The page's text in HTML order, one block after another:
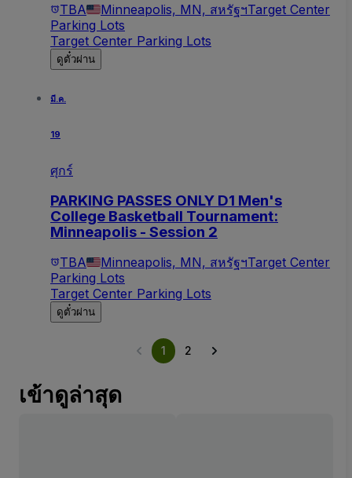
TBA Minneapolis, MN, สหรัฐฯTarget Center
Parking Lots
Target Center Parking Lots
ดูตั๋วผ่าน
มี.ค.
19
ศุกร์
PARKING PASSES ONLY D1 Men's
College Basketball Tournament:
Minneapolis - Session 2
TBA Minneapolis, MN, สหรัฐฯTarget Center
Parking Lots
Target Center Parking Lots
ดูตั๋วผ่าน
1 2
เข้าดูล่าสุด